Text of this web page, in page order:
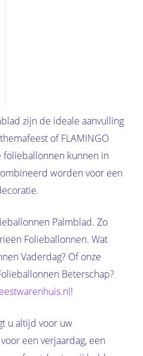
zijn de ideale aanvulling
of FLAMINGO
folieballonnen kunnen in
worden voor een
Palmblad. Zo
Folieballonnen. Wat
Vaderdag? Of onze
Beterschap?
!
u altijd voor uw
een verjaardag, een